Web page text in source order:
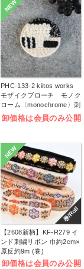
NEW
PHC-133-2 kiitos works
モザイクブローチ モノク
ローム〈monochrome〉刺
しゅうキット (袋)
卸価格は会員のみ公開
巻/Roll
NEW
【2608新柄】KF-R279 イ
ンド刺繍リボン 巾約2cm×
原反約9m (巻)
卸価格は会員のみ公開